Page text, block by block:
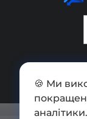
🍪 Ми